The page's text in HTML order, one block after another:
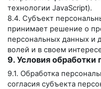
технологии JavaScript).
8.4. Субъект
принимает решение о
персональных данных и
волей и в своем
9. Условия
9.1. Обработка
согласия субъекта